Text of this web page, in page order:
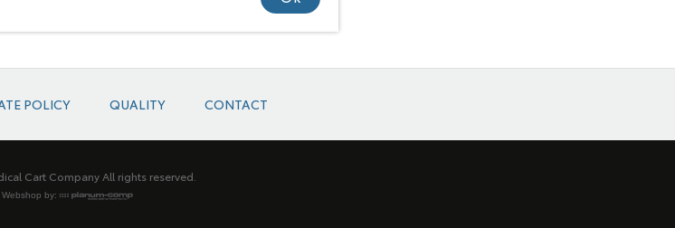
POLICY QUALITY CONTACT
Cart Company All rights reserved.
Webshop by: